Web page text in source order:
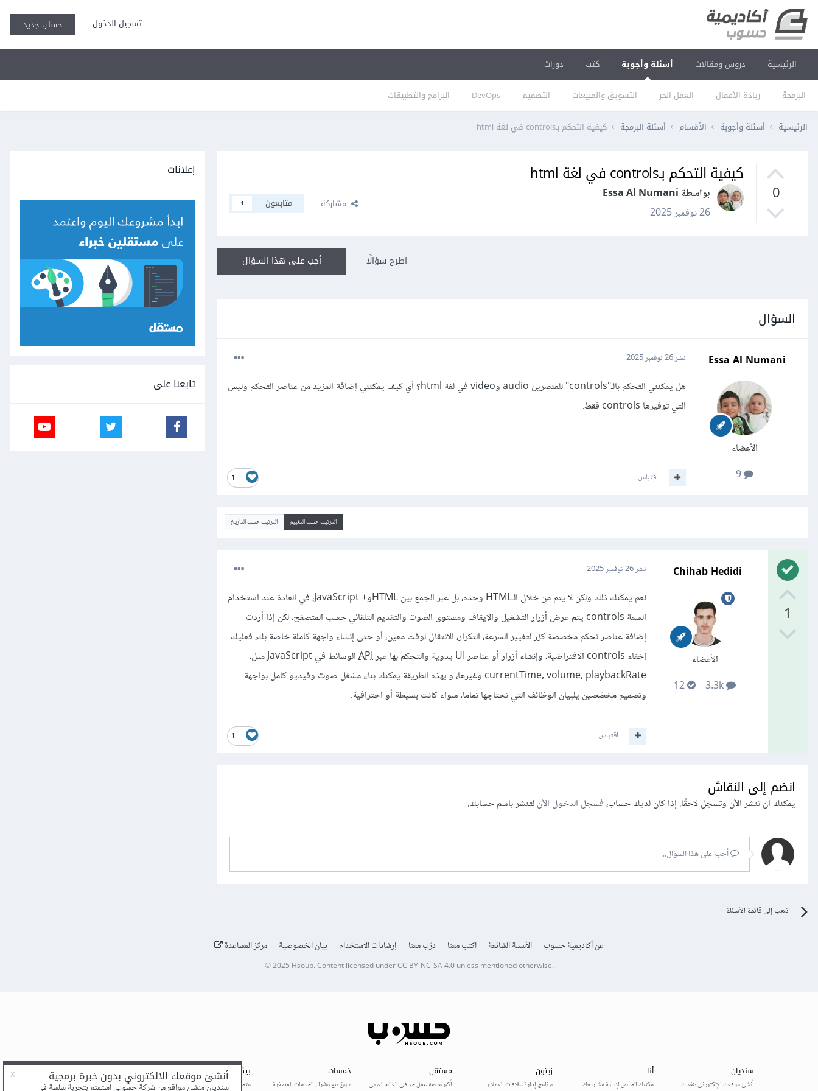
تسجيل الدخول حساب جديد
الرئيسية دروس ومقالات أسئلة وأجوبة
البرمجة ريادة الأعمال العمل الحر التسويق والمبيعات التصميم DevOps البرامج والتطبيقات
كتب دورات
الرئيسية أسئلة وأجوبة الأقسام أسئلة البرمجة كيفية التحكم بـcontrols في لغة html
0
كيفية التحكم بـcontrols في لغة html
بواسطة Essa Al Numani
26 نوفمبر 2025
مشاركة متابعون 1
أجب على هذا السؤال اطرح سؤالًا
السؤال
Essa Al Numani
الأعضاء
9
نشر26 نوفمبر 2025
هل يمكنني التحكم بالـ"controls" للعنصرين audio وvideo في لغة html؟ أي كيف يمكنني إضافة المزيد من عناصر التحكم وليس
التي توفيرها controls فقط.
1 اقتباس
الترتيب حسب التقييم الترتيب حسب التاريخ
1
Chihab Hedidi
الأعضاء
نشر26 نوفمبر 2025
نعم يمكنك ذلك ولكن لا يتم من خلال الـHTML وحده، بل عبر الجمع بين HTMLو+ JavaScript، في العادة عند استخدام
السمة controls يتم عرض أزرار التشغيل والإيقاف ومستوى الصوت والتقديم التلقائي حسب المتصفح، لكن إذا أردت
إضافة عناصر تحكم مخصصة كزر لتغيير السرعة، التكرار، الانتقال لوقت معين، أو حتى إنشاء واجهة كاملة خاصة بك، فعليك
إخفاء controls الافتراضية، وإنشاء أزرار أو عناصر UI يدوية والتحكم بها عبر
API
الوسائط في JavaScript مثل،
currentTime, volume, playbackRate وغيرها، و بهذه الطريقة يمكنك بناء مشغل صوت وفيديو كامل بواجهة
وتصميم مخصّصين يلبيان الوظائف التي تحتاجها تماما، سواء كانت بسيطة أو احترافية.
1 اقتباس
انضم إلى النقاش
يمكنك أن تنشر الآن وتسجل لاحقًا. إذا كان لديك حساب،فسجل الدخول الآنلتنشر باسم حسابك.
أجب على هذا السؤال...
اذهب إلى قائمة الأسئلة
إعلانات
تابعنا على
عن أكاديمية حسوب الأسئلة الشائعة اكتب معنا درّب معنا إرشادات الاستخدام بيان الخصوصية مركز المساعدة
© 2025 Hsoub.Content licensed underCC BY-NC-SA 4.0unless mentioned otherwise.